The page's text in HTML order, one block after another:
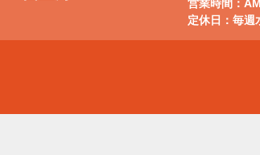
営業時間：
定休日：毎週